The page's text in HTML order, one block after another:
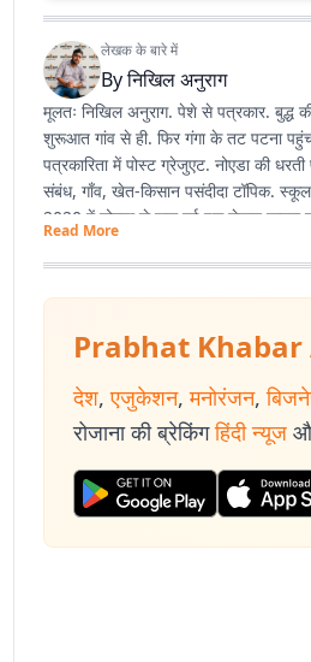
लेखक के बारे में
Byनिखिल अनुराग
मूलतः निखिल अनुराग. पेशे से पत्रकार. बुद्ध
शुरूआत गांव से ही. फिर गंगा के तट पटना
पत्रकारिता में पोस्ट ग्रेजुएट. नोएडा की
संबंध, गाँव, खेत-किसान पसंदीदा टॉपिक.
2020 में नोएडा से शुरू हुई इस लेखन यात्रा
ज्यों उम्र बढ़ रही है, सीखने, पढ़ने, लिखने की
Read More
Prabhat Khabar
देश, एजुकेशन, मनोरंजन,
रोजाना की ब्रेकिंग हिंदी न्यूज